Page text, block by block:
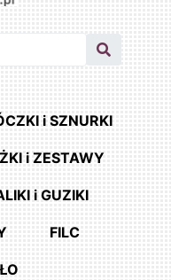
i SZNURKI
i ZESTAWY
i GUZIKI
FILC